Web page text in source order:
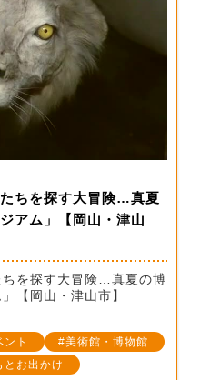
ちを探す大冒険…真夏
アム」【岡山・津山
を探す大冒険…真夏の博
【岡山・津山市】
ント
美術館・博物館
とお出かけ